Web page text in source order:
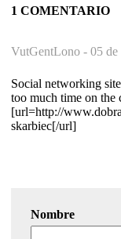
1 COMENTARIO
VutGentLono - 05 de
Social networking
too much time on the
[url=http://
skarbiec[/url]
Nombre